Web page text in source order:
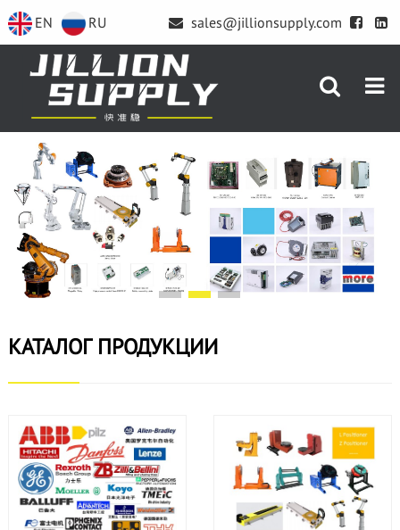
EN RU sales@jillionsupply.com
КАТАЛОГ ПРОДУКЦИИ